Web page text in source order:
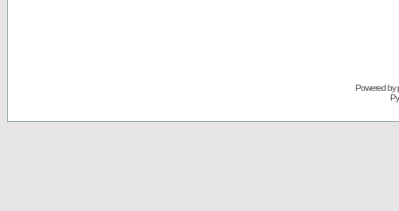
Powered by